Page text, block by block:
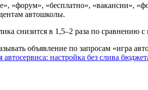
«форум», «бесплатно», «вакансии»,
автошколы.
снизится в 1,5–2 раза по сравнению
объявление по запросам «игра
настройка без слива